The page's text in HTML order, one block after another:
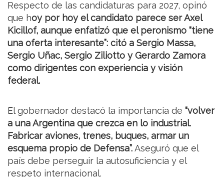
Respecto de las candidaturas para 2027, opinó
que hoy por hoy el candidato parece ser Axel
Kicillof, aunque enfatizó que el peronismo “tiene
una oferta interesante”: citó a Sergio Massa,
Sergio Uñac, Sergio Ziliotto y Gerardo Zamora
como dirigentes con experiencia y visión
federal.
El gobernador destacó la importancia de “volver
a una Argentina que crezca en lo industrial.
Fabricar aviones, trenes, buques, armar un
esquema propio de Defensa”.Aseguró que el
país debe perseguir la autosuficiencia y el
respeto internacional.